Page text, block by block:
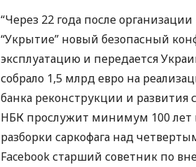
“Через 22 года после
“Укрытие” новый безопасный
эксплуатацию и передается
собрало 1,5 млрд евро на
банка реконструкции и развития
НБК прослужит минимум 100 лет
разборки саркофага над
Facebook старший советник по